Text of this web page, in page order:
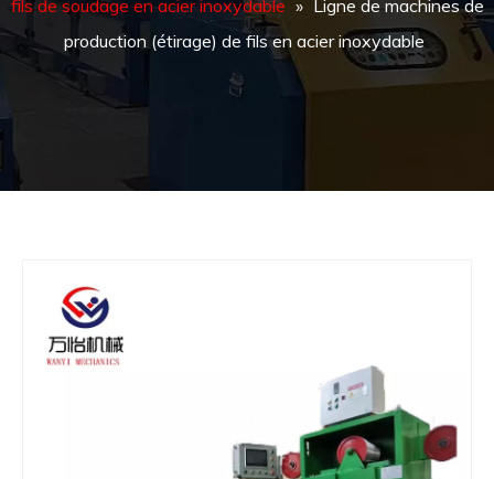
fils de soudage en acier inoxydable » Ligne de machines de
production (étirage) de fils en acier inoxydable